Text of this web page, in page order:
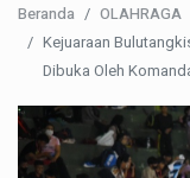
Beranda
OLAHRAGA
Kejuaraan
Dibuka Oleh